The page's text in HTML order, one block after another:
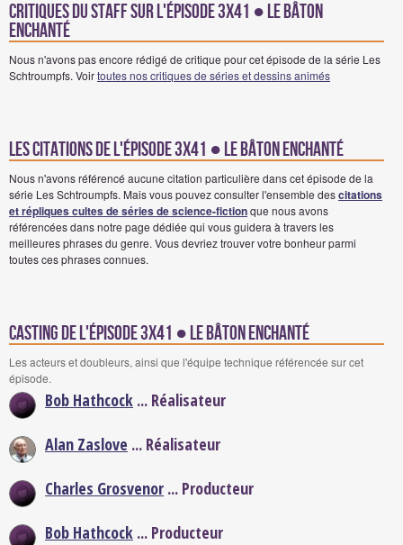
Critiques du staff sur l'épisode 3x41 ● Le bâton
enchanté
Nous n'avons pas encore rédigé de critique pour cet épisode de la série Les
Schtroumpfs. Voirtoutes nos critiques de séries et dessins animés
Les citations de l'épisode 3x41 ● Le bâton enchanté
Nous n'avons référencé aucune citation particulière dans cet épisode de la
série Les Schtroumpfs. Mais vous pouvez consulter l'ensemble descitations
et répliques cultes de séries de science-fictionque nous avons
référencées dans notre page dédiée qui vous guidera à travers les
meilleures phrases du genre. Vous devriez trouver votre bonheur parmi
toutes ces phrases connues.
Casting de l'épisode 3x41 ● Le bâton enchanté
Les acteurs et doubleurs, ainsi que l'équipe technique référencée sur cet
épisode.
Bob Hathcock ... Réalisateur
Alan Zaslove ... Réalisateur
Charles Grosvenor ... Producteur
Bob Hathcock ... Producteur